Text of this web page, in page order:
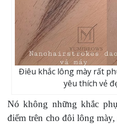
Điêu khắc lông mày rất
yêu thích vẻ
Nó không những khắc
điểm trên cho đôi lông